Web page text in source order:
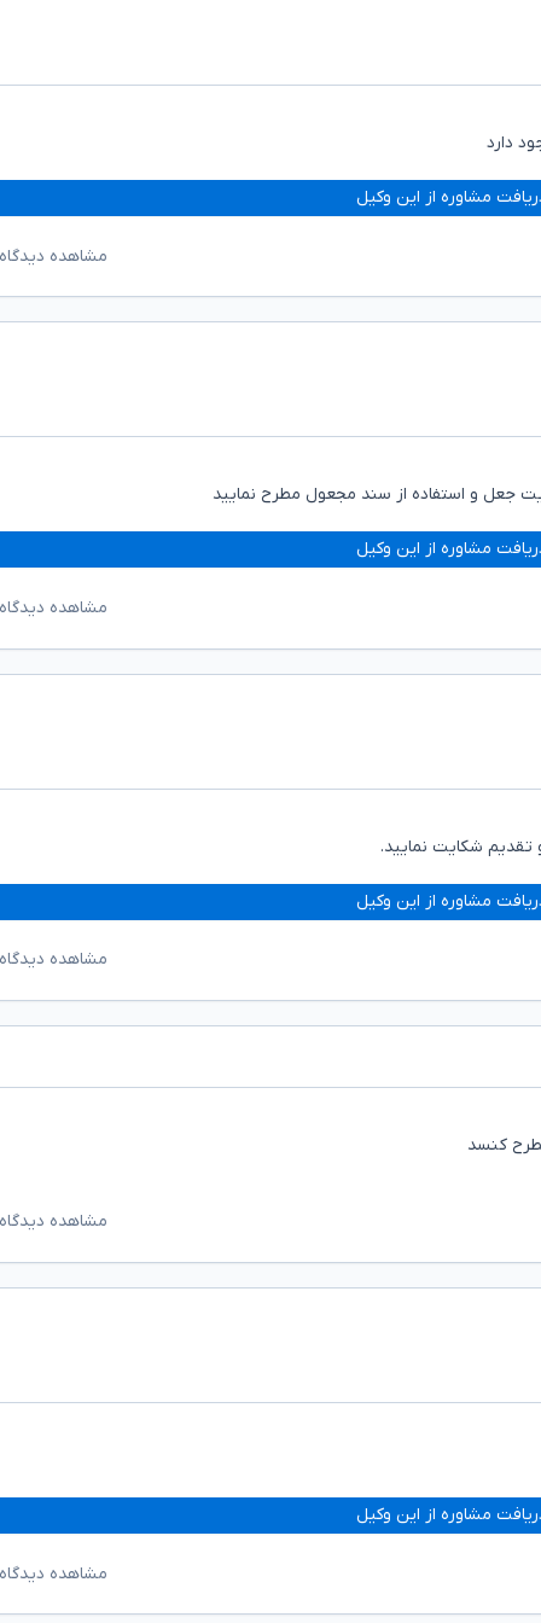
دارد
مشاوره از این وکیل
مشاهده
جعل و استفاده از سند مجعول مطرح نمایید
مشاوره از این وکیل
مشاهده
تقدیم شکایت نمایید.
مشاوره از این وکیل
مشاهده
کنسد
مشاهده
مشاوره از این وکیل
مشاهده